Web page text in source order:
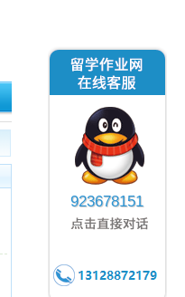
923678151